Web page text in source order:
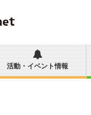
活動・イベント情報